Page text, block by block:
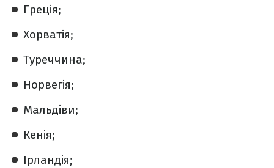
Греція;
Хорватія;
Туреччина;
Норвегія;
Мальдіви;
Кенія;
Ірландія;